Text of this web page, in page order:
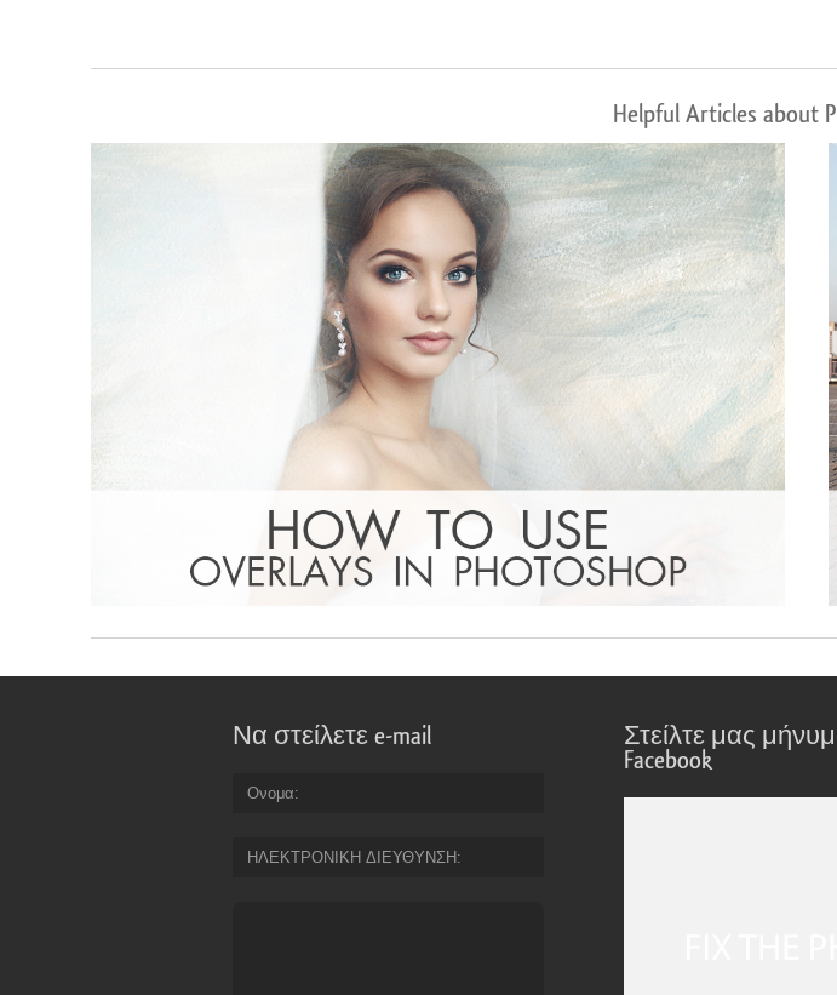
Helpful Articles about
Να στείλετε e-mail
Ονομα
ΗΛΕΚΤΡΟΝΙΚΗ ΔΙΕΥΘΥΝΣΗ
Στείλτε μας
Facebook